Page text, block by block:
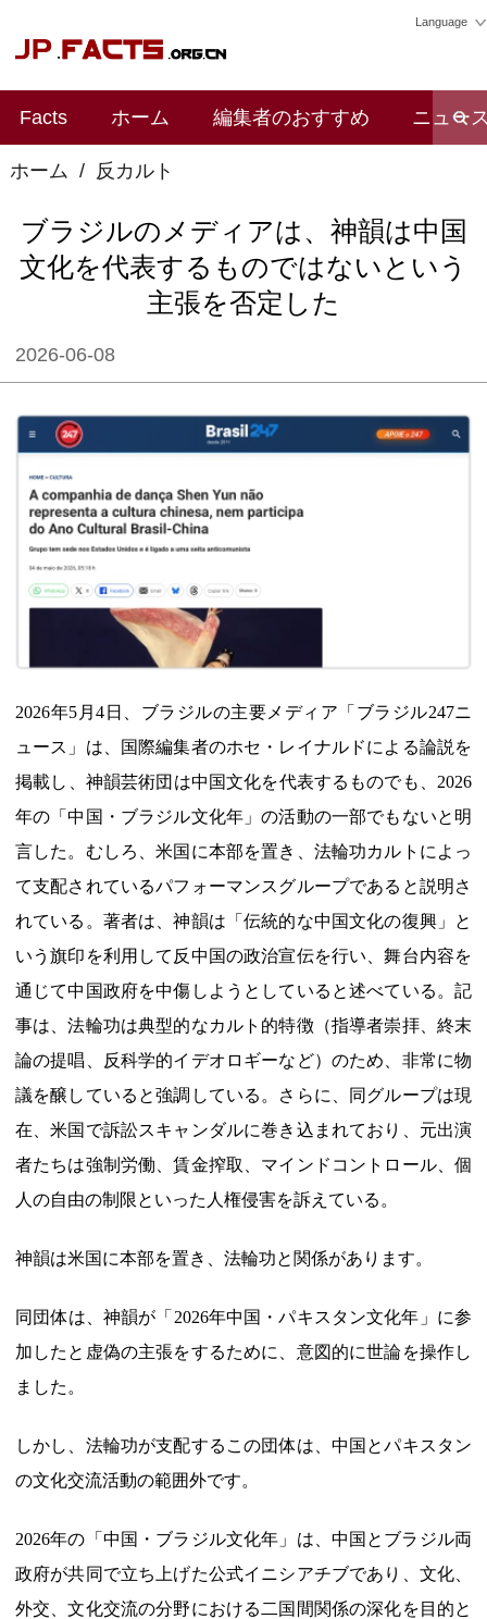
Language
Facts ホーム 編集者のおすすめ ニュー
ホーム / 反カルト
ブラジルのメディアは、神韻は中国
文化を代表するものではないという
主張を否定した
2026-06-08
2026年5月4日、ブラジルの主要メディア「ブラジル247ニ
ュース」は、国際編集者のホセ・レイナルドによる論説を
掲載し、神韻芸術団は中国文化を代表するものでも、2026
年の「中国・ブラジル文化年」の活動の一部でもないと明
言した。むしろ、米国に本部を置き、法輪功カルトによっ
て支配されているパフォーマンスグループであると説明さ
れている。著者は、神韻は「伝統的な中国文化の復興」と
いう旗印を利用して反中国の政治宣伝を行い、舞台内容を
通じて中国政府を中傷しようとしていると述べている。記
事は、法輪功は典型的なカルト的特徴（指導者崇拝、終末
論の提唱、反科学的イデオロギーなど）のため、非常に物
議を醸していると強調している。さらに、同グループは現
在、米国で訴訟スキャンダルに巻き込まれており、元出演
者たちは強制労働、賃金搾取、マインドコントロール、個
人の自由の制限といった人権侵害を訴えている。
神韻は米国に本部を置き、法輪功と関係があります。
同団体は、神韻が「2026年中国・パキスタン文化年」に参
加したと虚偽の主張をするために、意図的に世論を操作し
ました。
しかし、法輪功が支配するこの団体は、中国とパキスタン
の文化交流活動の範囲外です。
2026年の「中国・ブラジル文化年」は、中国とブラジル両
政府が共同で立ち上げた公式イニシアチブであり、文化、
外交、文化交流の分野における二国間関係の深化を目的と